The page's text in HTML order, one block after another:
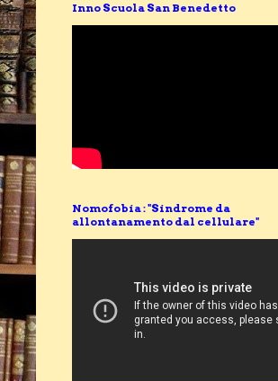
Inno Scuola San Benedetto
Nomofobia : "Sindrome da
allontanamento dal cellulare"